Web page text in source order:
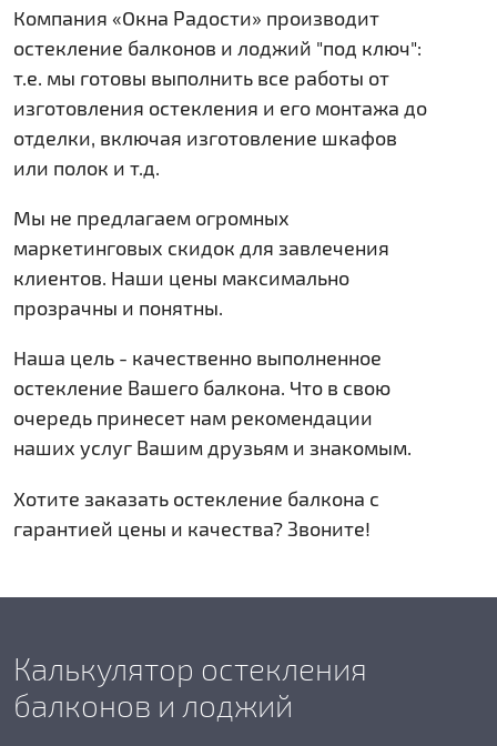
Компания «Окна Радости» производит
остекление балконов и лоджий "под ключ":
т.е. мы готовы выполнить все работы от
изготовления остекления и его монтажа до
отделки, включая изготовление шкафов
или полок и т.д.
Мы не предлагаем огромных
маркетинговых скидок для завлечения
клиентов. Наши цены максимально
прозрачны и понятны.
Наша цель - качественно выполненное
остекление Вашего балкона. Что в свою
очередь принесет нам рекомендации
наших услуг Вашим друзьям и знакомым.
Хотите заказать остекление балкона с
гарантией цены и качества? Звоните!
Калькулятор остекления
балконов и лоджий